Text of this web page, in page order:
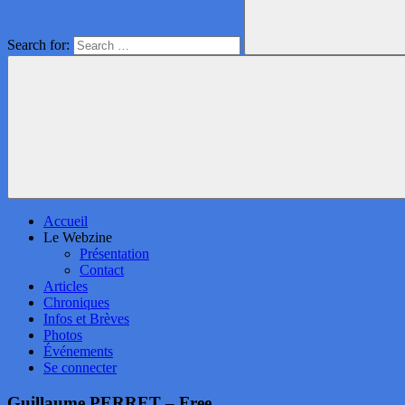
Search for:
Accueil
Le Webzine
Présentation
Contact
Articles
Chroniques
Infos et Brèves
Photos
Événements
Se connecter